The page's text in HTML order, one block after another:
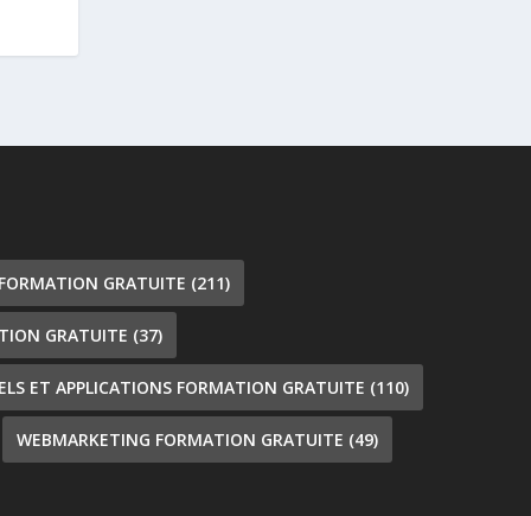
GRATUITE (211)
GRATUITE (37)
ET APPLICATIONS FORMATION GRATUITE (110)
WEBMARKETING FORMATION GRATUITE (49)